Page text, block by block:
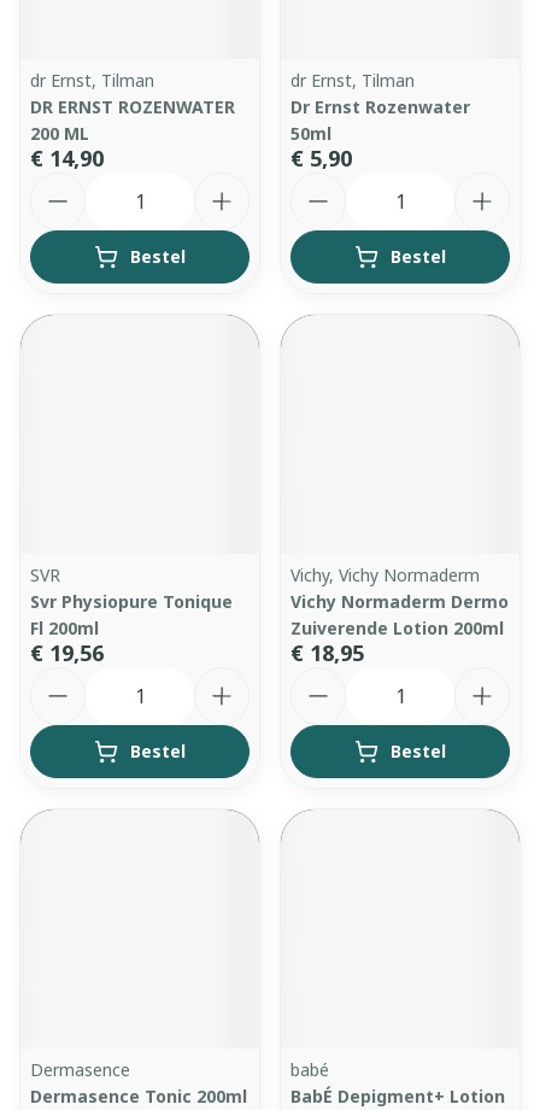
dr Ernst, Tilman
DR ERNST ROZENWATER
200 ML
€ 14,90
Bestel
dr Ernst, Tilman
Dr Ernst Rozenwater
50ml
€ 5,90
Bestel
SVR
Svr Physiopure Tonique
Fl 200ml
€ 19,56
Bestel
Vichy, Vichy Normaderm
Vichy Normaderm Dermo
Zuiverende Lotion 200ml
€ 18,95
Bestel
Dermasence
Dermasence Tonic 200ml
babé
BabÉ Depigment+ Lotion